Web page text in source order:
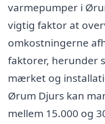
varmepumper i
vigtig faktor at
omkostningerne
faktorer, herunder
mærket og
Ørum Djurs kan
mellem 15.000 og